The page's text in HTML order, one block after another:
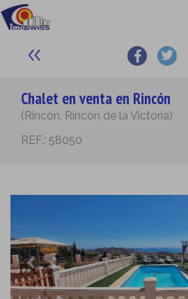
Chalet en venta en Rincón
(Rincón. Rincón de la Victoria)
REF.: 58050